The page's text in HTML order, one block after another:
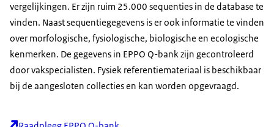
vergelijkingen. Er zijn ruim 25.000 sequenties in de database te
vinden. Naast sequentiegegevens is er ook informatie te vinden
over morfologische, fysiologische, biologische en ecologische
kenmerken. De gegevens in EPPO Q-bank zijn gecontroleerd
door vakspecialisten. Fysiek referentiemateriaal is beschikbaar
bij de aangesloten collecties en kan worden opgevraagd.